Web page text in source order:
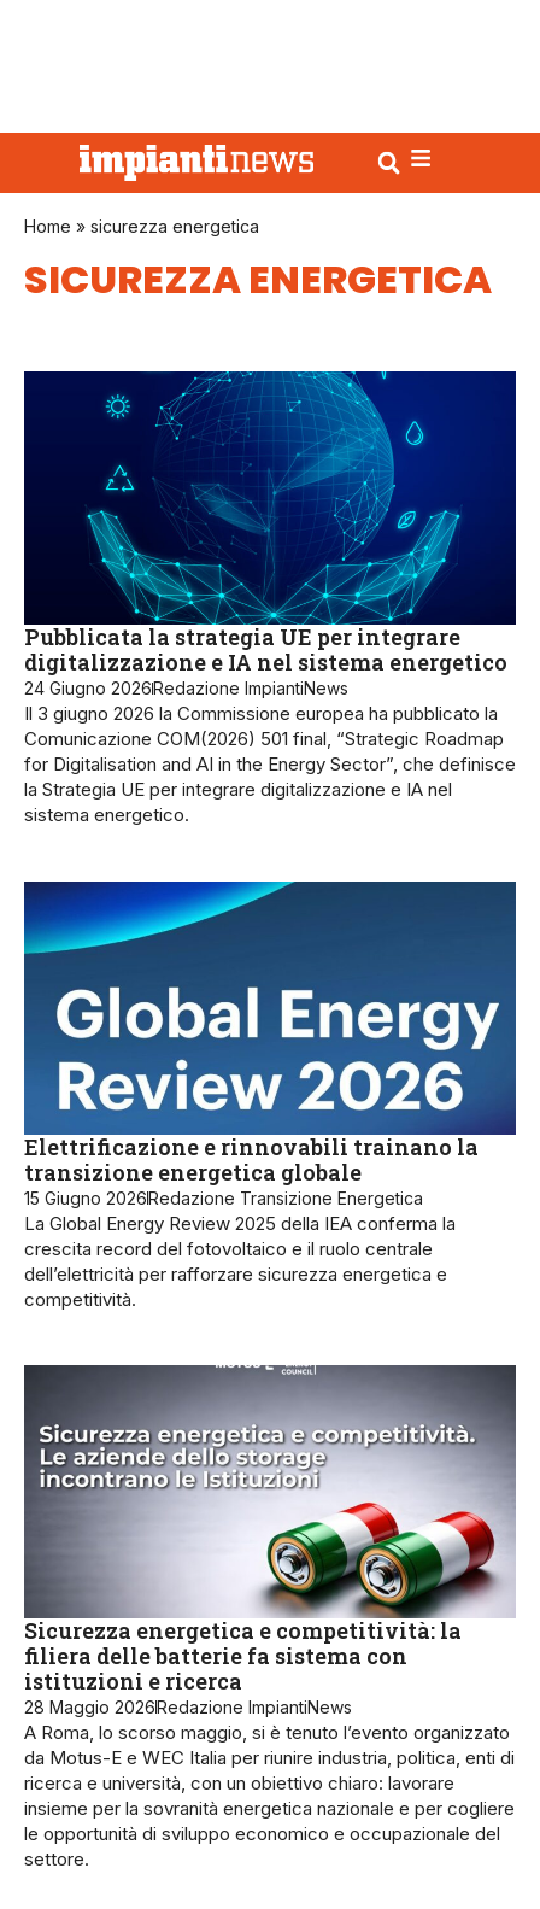
Home » sicurezza energetica
SICUREZZA ENERGETICA
Pubblicata la strategia UE per integrare
digitalizzazione e IA nel sistema energetico
24 Giugno 2026Redazione ImpiantiNews
Il 3 giugno 2026 la Commissione europea ha pubblicato la
Comunicazione COM(2026) 501 final, “Strategic Roadmap
for Digitalisation and AI in the Energy Sector”, che definisce
la Strategia UE per integrare digitalizzazione e IA nel
sistema energetico.
Elettrificazione e rinnovabili trainano la
transizione energetica globale
15 Giugno 2026Redazione Transizione Energetica
La Global Energy Review 2025 della IEA conferma la
crescita record del fotovoltaico e il ruolo centrale
dell’elettricità per rafforzare sicurezza energetica e
competitività.
Sicurezza energetica e competitività: la
filiera delle batterie fa sistema con
istituzioni e ricerca
28 Maggio 2026Redazione ImpiantiNews
A Roma, lo scorso maggio, si è tenuto l’evento organizzato
da Motus-E e WEC Italia per riunire industria, politica, enti di
ricerca e università, con un obiettivo chiaro: lavorare
insieme per la sovranità energetica nazionale e per cogliere
le opportunità di sviluppo economico e occupazionale del
settore.